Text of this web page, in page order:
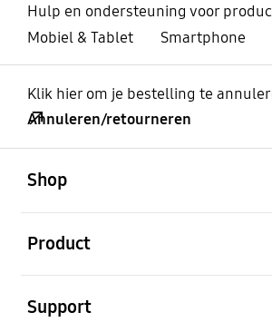
Hulp en ondersteuning voor
Mobiel & Tablet
Smartphone
Klik hier om je bestelling te
Annuleren/retourneren
Shop
Product
Support